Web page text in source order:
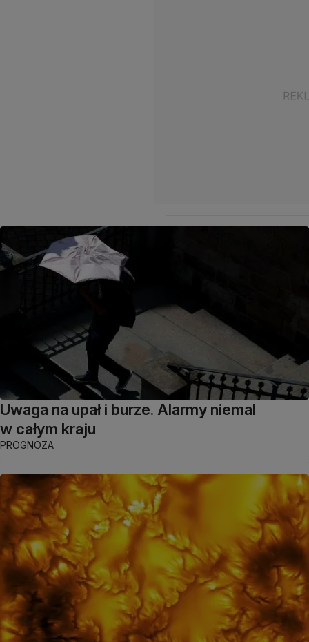
Uwaga na upał i burze. Alarmy niemal
w całym kraju
PROGNOZA